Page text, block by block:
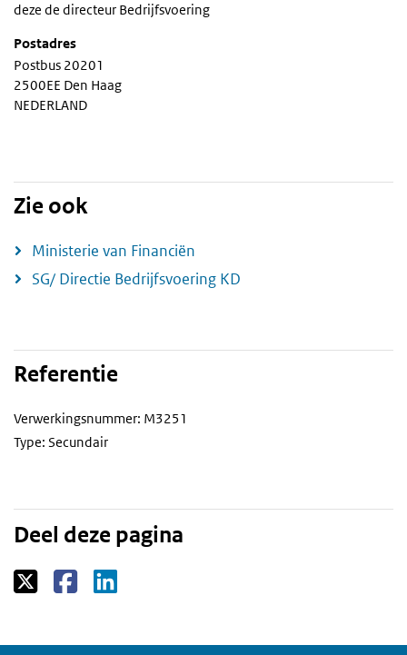
deze de directeur Bedrijfsvoering
Postadres
Postbus 20201
2500EE Den Haag
NEDERLAND
Zie ook
Ministerie van Financiën
SG/ Directie Bedrijfsvoering KD
Referentie
Verwerkingsnummer: M3251
Type: Secundair
Deel deze pagina